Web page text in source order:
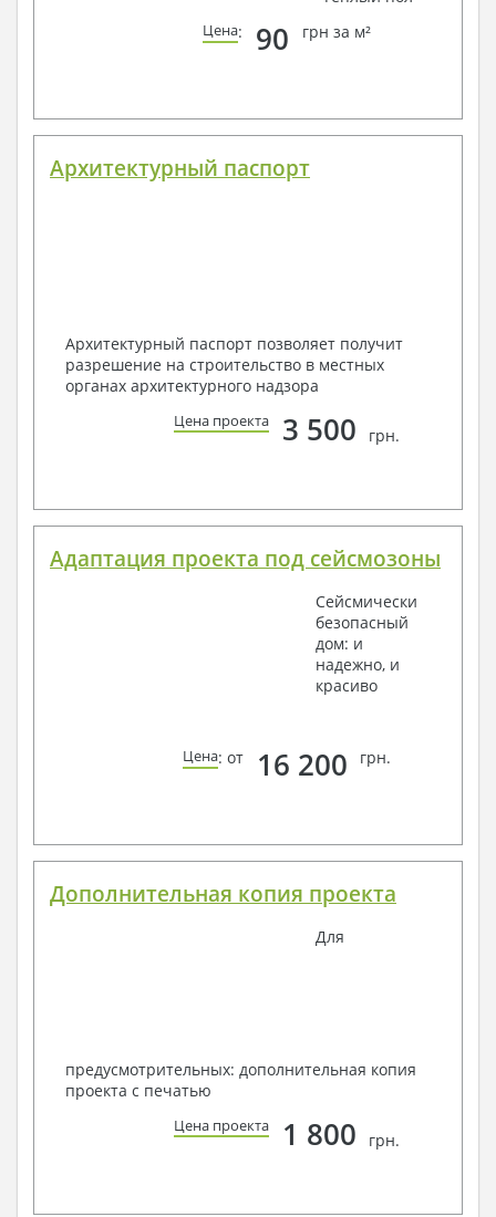
Цена: 90 грн за м²
Архитектурный паспорт
Архитектурный паспорт позволяет получит
разрешение на строительство в местных
органах архитектурного надзора
Цена проекта 3 500 грн.
Адаптация проекта под сейсмозоны
Сейсмически
безопасный
дом: и
надежно, и
красиво
Цена: от 16 200 грн.
Дополнительная копия проекта
Для
предусмотрительных: дополнительная копия
проекта с печатью
Цена проекта 1 800 грн.